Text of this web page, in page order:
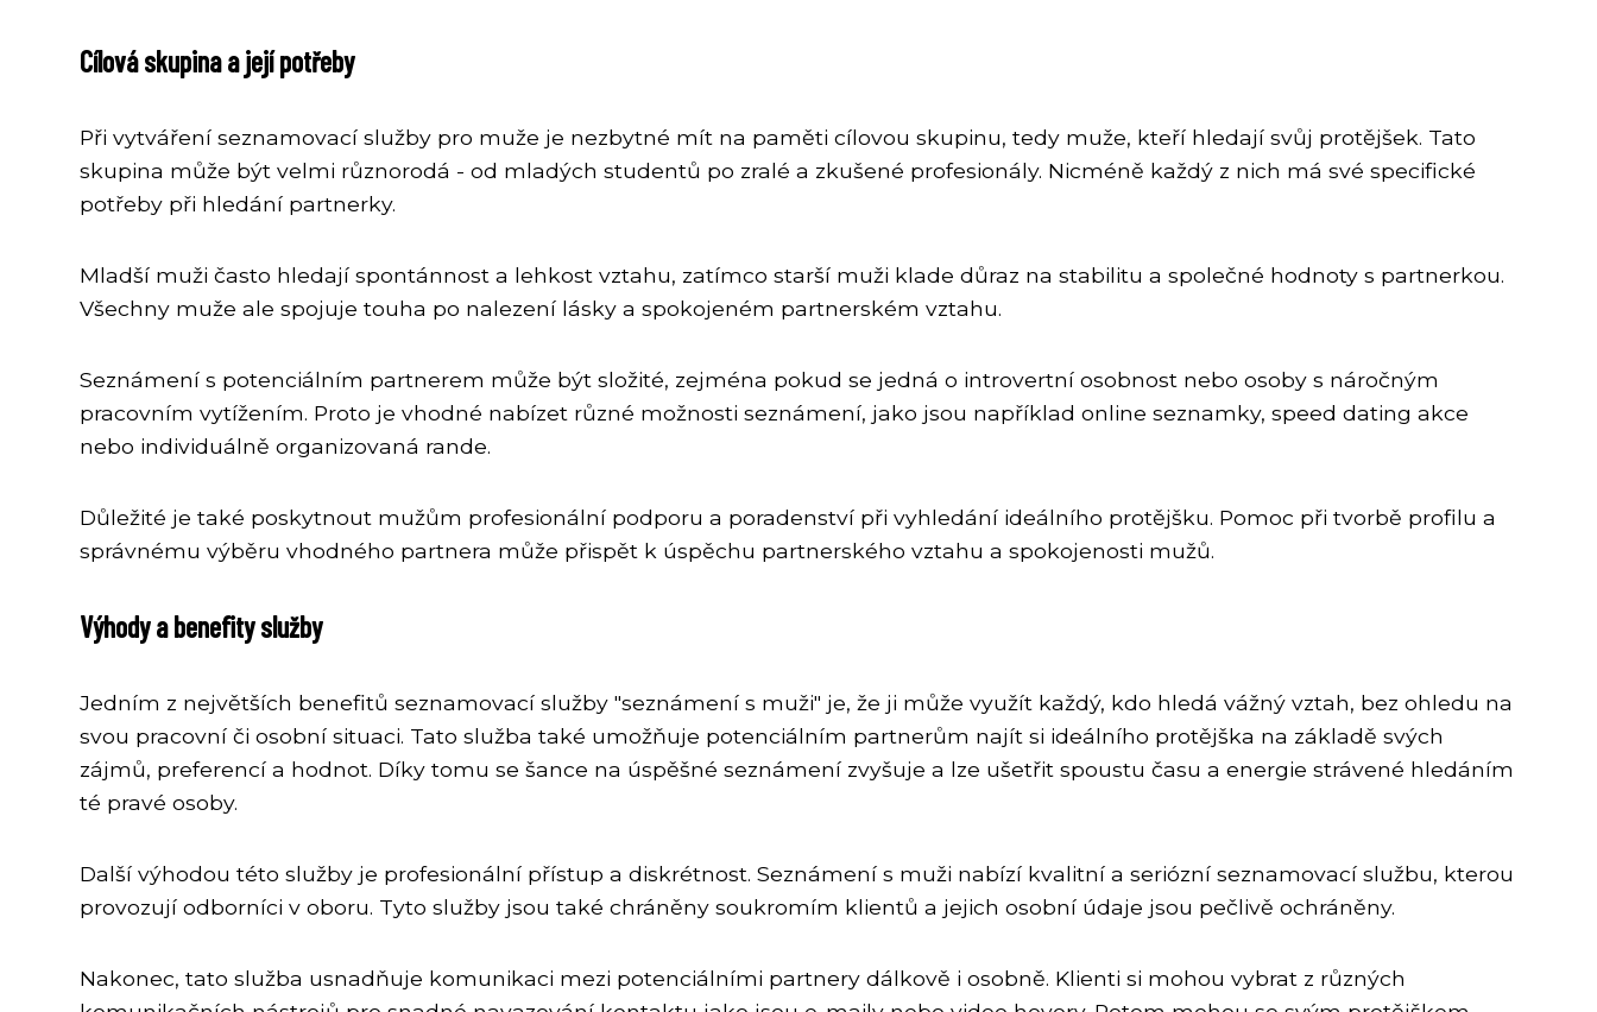
Cílová skupina a její potřeby
Při vytváření seznamovací služby pro muže je nezbytné mít na paměti cílovou skupinu, tedy muže, kteří hledají svůj protějšek. Tato
skupina může být velmi různorodá - od mladých studentů po zralé a zkušené profesionály. Nicméně každý z nich má své specifické
potřeby při hledání partnerky.
Mladší muži často hledají spontánnost a lehkost vztahu, zatímco starší muži klade důraz na stabilitu a společné hodnoty s partnerkou.
Všechny muže ale spojuje touha po nalezení lásky a spokojeném partnerském vztahu.
Seznámení s potenciálním partnerem může být složité, zejména pokud se jedná o introvertní osobnost nebo osoby s náročným
pracovním vytížením. Proto je vhodné nabízet různé možnosti seznámení, jako jsou například online seznamky, speed dating akce
nebo individuálně organizovaná rande.
Důležité je také poskytnout mužům profesionální podporu a poradenství při vyhledání ideálního protějšku. Pomoc při tvorbě profilu a
správnému výběru vhodného partnera může přispět k úspěchu partnerského vztahu a spokojenosti mužů.
Výhody a benefity služby
Jedním z největších benefitů seznamovací služby "seznámení s muži" je, že ji může využít každý, kdo hledá vážný vztah, bez ohledu na
svou pracovní či osobní situaci. Tato služba také umožňuje potenciálním partnerům najít si ideálního protějška na základě svých
zájmů, preferencí a hodnot. Díky tomu se šance na úspěšné seznámení zvyšuje a lze ušetřit spoustu času a energie strávené hledáním
té pravé osoby.
Další výhodou této služby je profesionální přístup a diskrétnost. Seznámení s muži nabízí kvalitní a seriózní seznamovací službu, kterou
provozují odborníci v oboru. Tyto služby jsou také chráněny soukromím klientů a jejich osobní údaje jsou pečlivě ochráněny.
Nakonec, tato služba usnadňuje komunikaci mezi potenciálními partnery dálkově i osobně. Klienti si mohou vybrat z různých